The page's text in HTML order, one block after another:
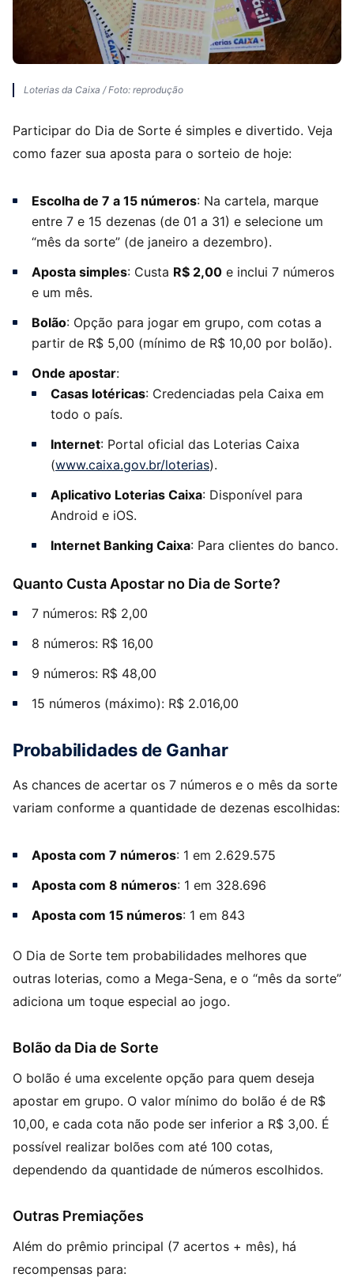
Loterias da Caixa / Foto: reprodução
Participar do Dia de Sorte é simples e divertido. Veja
como fazer sua aposta para o sorteio de hoje:
Escolha de 7 a 15 números: Na cartela, marque
entre 7 e 15 dezenas (de 01 a 31) e selecione um
“mês da sorte” (de janeiro a dezembro).
Aposta simples: Custa R$ 2,00 e inclui 7 números
e um mês.
Bolão: Opção para jogar em grupo, com cotas a
partir de R$ 5,00 (mínimo de R$ 10,00 por bolão).
Onde apostar:
Casas lotéricas: Credenciadas pela Caixa em
todo o país.
Internet: Portal oficial das Loterias Caixa
(www.caixa.gov.br/loterias).
Aplicativo Loterias Caixa: Disponível para
Android e iOS.
Internet Banking Caixa: Para clientes do banco.
Quanto Custa Apostar no Dia de Sorte?
7 números: R$ 2,00
8 números: R$ 16,00
9 números: R$ 48,00
15 números (máximo): R$ 2.016,00
Probabilidades de Ganhar
As chances de acertar os 7 números e o mês da sorte
variam conforme a quantidade de dezenas escolhidas:
Aposta com 7 números: 1 em 2.629.575
Aposta com 8 números: 1 em 328.696
Aposta com 15 números: 1 em 843
O Dia de Sorte tem probabilidades melhores que
outras loterias, como a Mega-Sena, e o “mês da sorte”
adiciona um toque especial ao jogo.
Bolão da Dia de Sorte
O bolão é uma excelente opção para quem deseja
apostar em grupo. O valor mínimo do bolão é de R$
10,00, e cada cota não pode ser inferior a R$ 3,00. É
possível realizar bolões com até 100 cotas,
dependendo da quantidade de números escolhidos.
Outras Premiações
Além do prêmio principal (7 acertos + mês), há
recompensas para: